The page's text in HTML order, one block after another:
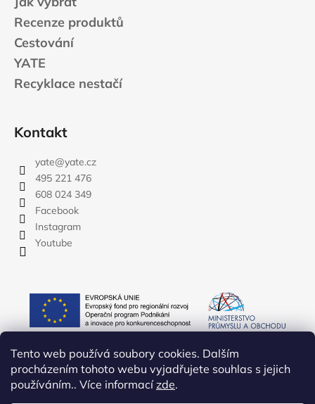
Tento web používá soubory cookies. Dalším
procházením tohoto webu vyjadřujete souhlas s jejich
používáním.. Více informacízde.
Recenze produktů
Cestování
YATE
Recyklace nestačí
Kontakt
yate@yate.cz
495 221 476
608 024 349
Facebook
Instagram
Youtube